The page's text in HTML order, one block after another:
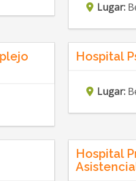
Lugar:
Hospital
Lugar:
Hospital